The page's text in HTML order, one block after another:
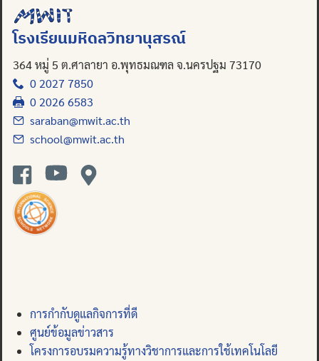
โรงเรียนมหิดลวิทยานุสรณ์
364 หมู่ 5 ต.ศาลายา อ.พุทธมณฑล จ.นครปฐม 73170
0 2027 7850
0 2026 6583
saraban@mwit.ac.th
school@mwit.ac.th
การกำกับดูแลกิจการที่ดี
ศูนย์ข้อมูลข่าวสาร
โครงการอบรมความรู้ทางวิชาการและการใช้เทคโนโลยี